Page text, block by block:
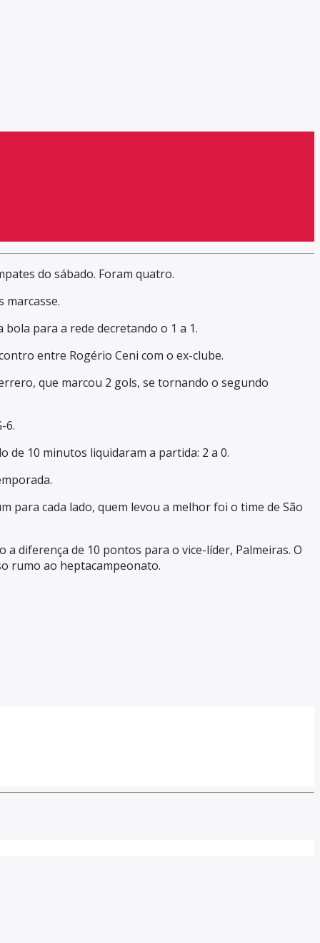
do sábado. Foram quatro.
para a rede decretando o 1 a 1.
entre Rogério Ceni com o ex-clube.
que marcou 2 gols, se tornando o segundo
6.
de 10 minutos liquidaram a partida: 2 a 0.
para cada lado, quem levou a melhor foi o time de São
diferença de 10 pontos para o vice-líder, Palmeiras. O
rumo ao heptacampeonato.